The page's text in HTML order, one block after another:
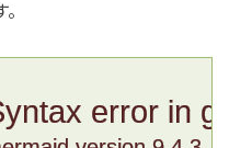
error in